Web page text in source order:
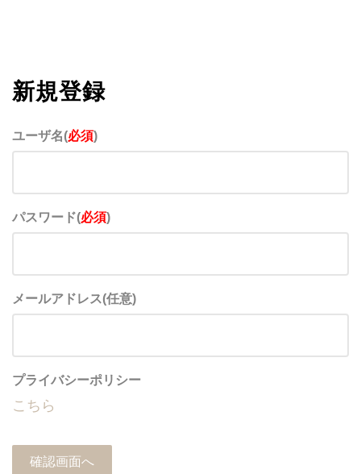
新規登録
ユーザ名(必須)
パスワード(必須)
メールアドレス(任意)
プライバシーポリシー
こちら